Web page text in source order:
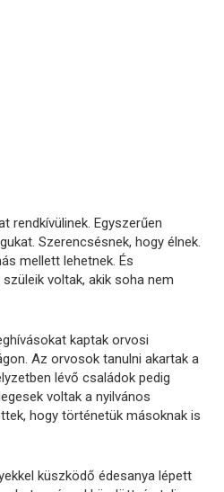
rendkívülinek. Egyszerűen
Szerencsésnek, hogy élnek.
mellett lehetnek. És
voltak, akik soha nem
kaptak orvosi
Az orvosok tanulni akartak a
lévő családok pedig
voltak a nyilvános
hogy történetük másoknak is
küszködő édesanya lépett